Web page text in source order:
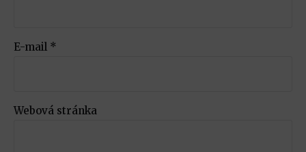
E-mail *
Webová stránka